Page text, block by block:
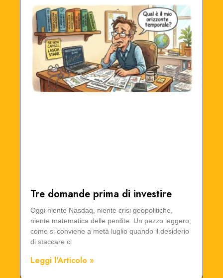
Tre domande prima di investire
Oggi niente Nasdaq, niente crisi geopolitiche,
niente matematica delle perdite. Un pezzo leggero,
come si conviene a metà luglio quando il desiderio
di staccare ci
Leggi l'Articolo »